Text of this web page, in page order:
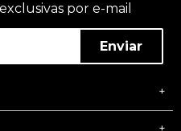
por e-mail
Enviar